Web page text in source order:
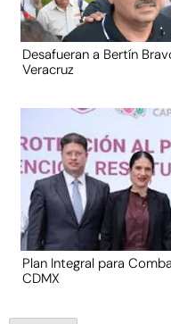
Desafueran a Bertín
Veracruz
Plan Integral para
CDMX